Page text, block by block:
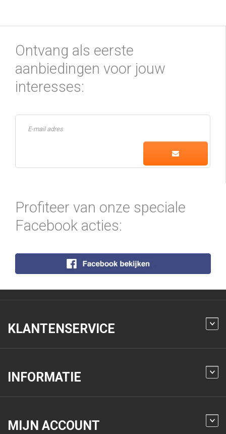
Ontvang als eerste
aanbiedingen voor jouw
interesses:
Profiteer van onze speciale
Facebook acties:
KLANTENSERVICE
INFORMATIE
MIJN ACCOUNT